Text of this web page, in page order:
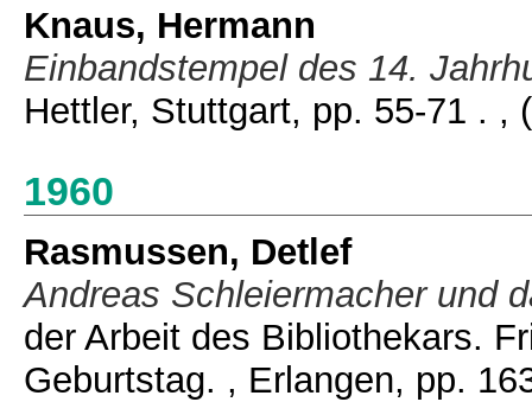
Knaus, Hermann
Einbandstempel des 14.
Hettler, Stuttgart, pp. 55-71 . ,
1960
Rasmussen, Detlef
Andreas Schleiermacher und
der Arbeit des Bibliothekars.
Geburtstag. , Erlangen, pp.